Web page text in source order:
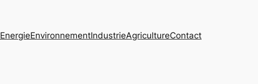
EnergieEnvironnementIndustrieAgricultureContact